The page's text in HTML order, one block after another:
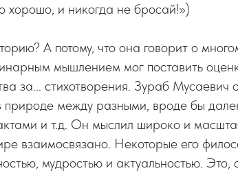
хорошо, и никогда не бросай!»)
А потому, что она говорит о
мышлением мог поставить
за... стихотворения. Зураб Мусаевич
природе между разными, вроде бы
и т.д. Он мыслил широко и
взаимосвязано. Некоторые его
мудростью и актуальностью.